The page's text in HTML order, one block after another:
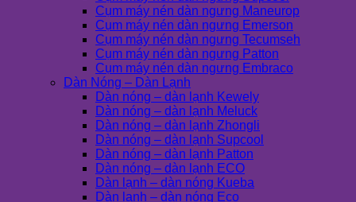
Cụm máy nén dàn ngưng Maneurop
Cụm máy nén dàn ngưng Emerson
Cụm máy nén dàn ngưng Tecumseh
Cụm máy nén dàn ngưng Patton
Cụm máy nén dàn ngưng Embraco
Dàn Nóng – Dàn Lạnh
Dàn nóng – dàn lạnh Kewely
Dàn nóng – dàn lạnh Meluck
Dàn nóng – dàn lạnh Zhongli
Dàn nóng – dàn lạnh Supcool
Dàn nóng – dàn lạnh Patton
Dàn nóng – dàn lạnh ECO
Dàn lạnh – dàn nóng Kueba
Dàn lạnh – dàn nóng Eco